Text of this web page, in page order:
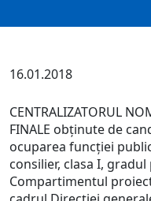
16.01.2018
CENTRALIZATORUL
FINALE obţinute de
ocuparea funcţiei
consilier, clasa I,
Compartimentul